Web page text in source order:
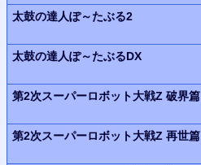
太鼓の達人ぽ～たぶる2
太鼓の達人ぽ～たぶるDX
第2次スーパーロボット大戦Z 破界篇
第2次スーパーロボット大戦Z 再世篇